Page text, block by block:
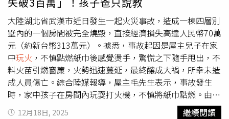
歧見，不分顏色投資臺灣，投資未來，投資下一代。鄭麗文
強調，不但要朝野和解，兩岸也要和解，不能每天劍拔弩
張，兵凶戰危。甚至希望美中也能和解，否則雖然關稅戰現
在似乎暫緩，但未來前景大家仍是人心惶惶，臺灣的傳統產
業叫苦連天，勞工的未來在哪裡？臺灣的農業的未來又在哪
裡？鄭麗文表示，和解帶來的是和平，衷心期待臺海和平是
全世界都共同重視的，兩岸應該共同負起責任，維繫兩岸的
和平，避免任何可能的軍事衝突，展開對話交流，和解締造
和平。中國國民黨一直以此作為重要的使命跟責任，絕對不
大陸湖北省武漢市近日發生一起火災事故，造成一棟四層別
墅內的一個房間被完全燒毀，直接經濟損失高達人民幣70萬
元（約新台幣313萬元）。據悉，事故起因是屋主兒子在家
中玩火 ，不慎點燃紙巾後感覺燙手，驚慌之下隨手甩出，不
料火苗引燃窗簾，火勢迅速蔓延，最終釀成大禍，所幸未造
成人員傷亡。綜合陸媒報導，屋主毛先生表示，事故發生
時，家中孩子在房間內玩耍打火機，不慎將紙巾點燃。由於
感到燙手，孩子情急之下將燃燒的紙巾甩出，火源隨即引燃
12月18日, 2025 繼續閱讀